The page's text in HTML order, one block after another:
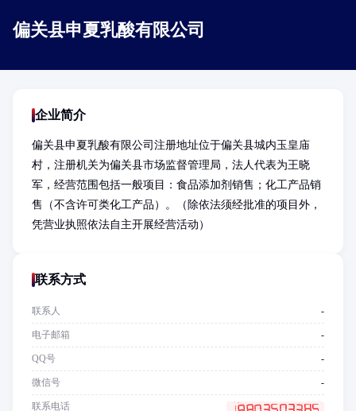
偏关县申夏乳酸有限公司
企业简介
偏关县申夏乳酸有限公司注册地址位于偏关县城内玉皇庙
村，注册机关为偏关县市场监督管理局，法人代表为王晓
军，经营范围包括一般项目：食品添加剂销售；化工产品销
售（不含许可类化工产品）。（除依法须经批准的项目外，
凭营业执照依法自主开展经营活动）
联系方式
联系人 -
电子邮箱 -
QQ号 -
微信号 -
联系电话